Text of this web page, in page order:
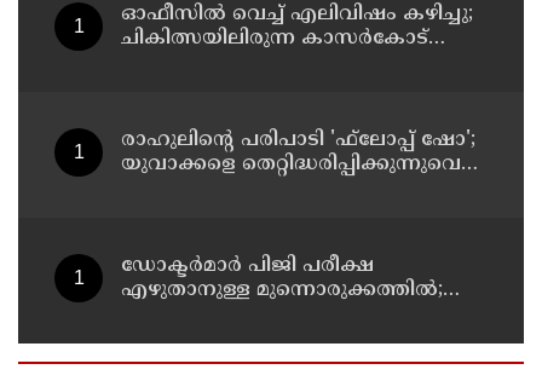
ഓഫീസില്‍ വെച്ച് എലിവിഷം കഴിച്ചു;
ചികിത്സയിലിരുന്ന കാസര്‍കോട്
രാഹുലിന്റെ പരിപാടി 'ഫ്‌ലോപ്പ് ഷോ';
യുവാക്കളെ തെറ്റിദ്ധരിപ്പിക്കുന്നുവെന്ന്
ഡോക്ടര്‍മാര്‍ പിജി പരീക്ഷ
എഴുതാനുള്ള മുന്നൊരുക്കത്തില്‍;
കുടുംബാരോഗ്യ കേന്ദ്രം അടച്ചുപൂട്ടി